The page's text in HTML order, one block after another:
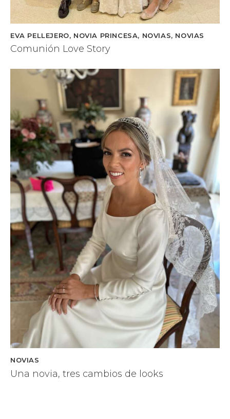
EVA PELLEJERO, NOVIA PRINCESA, NOVIAS, NOVIAS
Comunión Love Story
NOVIAS
Una novia, tres cambios de looks